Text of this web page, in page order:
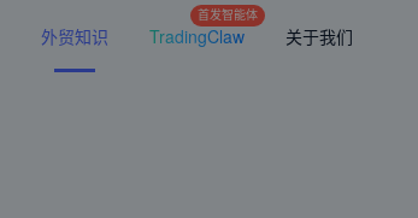
外贸知识 TradingClaw
首发智能体
关于我们